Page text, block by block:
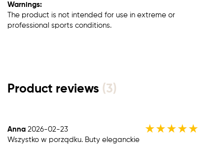
Warnings:
The product is not intended for use in extreme or
professional sports conditions.
Product reviews (3)
Anna 2026-02-23 ★★★★★
Wszystko w porządku. Buty eleganckie